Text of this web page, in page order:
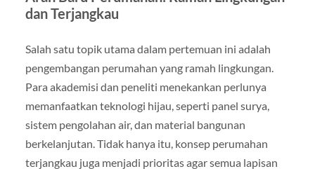
dan Terjangkau
Salah satu topik utama dalam pertemuan ini adalah
pengembangan perumahan yang ramah lingkungan.
Para akademisi dan peneliti menekankan perlunya
memanfaatkan teknologi hijau, seperti panel surya,
sistem pengolahan air, dan material bangunan
berkelanjutan. Tidak hanya itu, konsep perumahan
terjangkau juga menjadi prioritas agar semua lapisan